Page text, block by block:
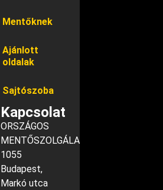
Mentőknek
Ajánlott
oldalak
Sajtószoba
Kapcsolat
ORSZÁGOS
MENTŐSZOLGÁLAT
1055
Budapest,
Markó utca